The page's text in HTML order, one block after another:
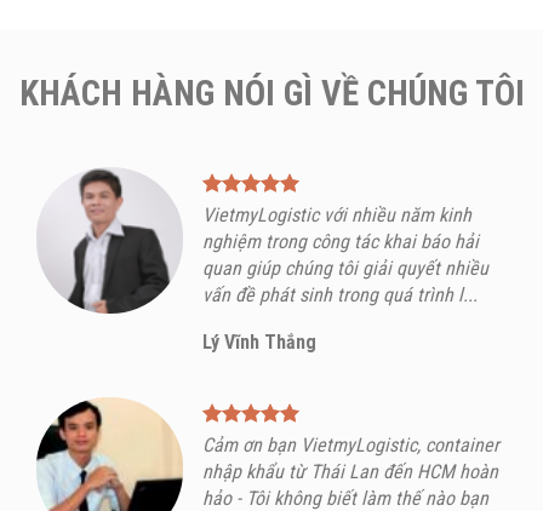
KHÁCH HÀNG NÓI GÌ VỀ CHÚNG TÔI
VietmyLogistic với nhiều năm kinh
nghiệm trong công tác khai báo hải
quan giúp chúng tôi giải quyết nhiều
vấn đề phát sinh trong quá trình l...
Lý Vĩnh Thắng
Cảm ơn bạn VietmyLogistic, container
nhập khẩu từ Thái Lan đến HCM hoàn
hảo - Tôi không biết làm thế nào bạn